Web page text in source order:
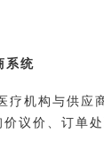
系统
疗机构与供应
议价、订单